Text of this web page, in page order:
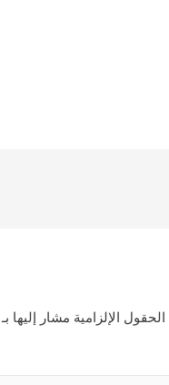
الحقول الإلزامية مشار إليها بـ